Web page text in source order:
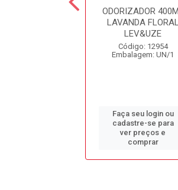
ODORIZADOR
LAVANDA FLORAL
LEV&UZE
Código: 12954
Embalagem: UN/1
Faça seu login ou
cadastre-se para
ver preços e
comprar